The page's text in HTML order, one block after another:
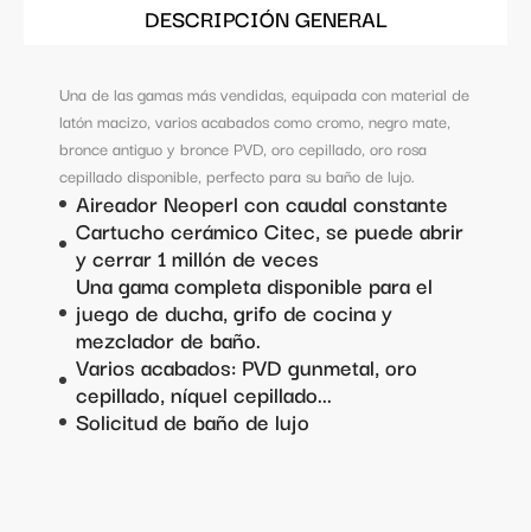
DESCRIPCIÓN GENERAL
Una de las gamas más vendidas, equipada con material de
latón macizo, varios acabados como cromo, negro mate,
bronce antiguo y bronce PVD, oro cepillado, oro rosa
cepillado disponible, perfecto para su baño de lujo.
Aireador Neoperl con caudal constante
Cartucho cerámico Citec, se puede abrir
y cerrar 1 millón de veces
Una gama completa disponible para el
juego de ducha, grifo de cocina y
mezclador de baño.
Varios acabados: PVD gunmetal, oro
cepillado, níquel cepillado...
Solicitud de baño de lujo